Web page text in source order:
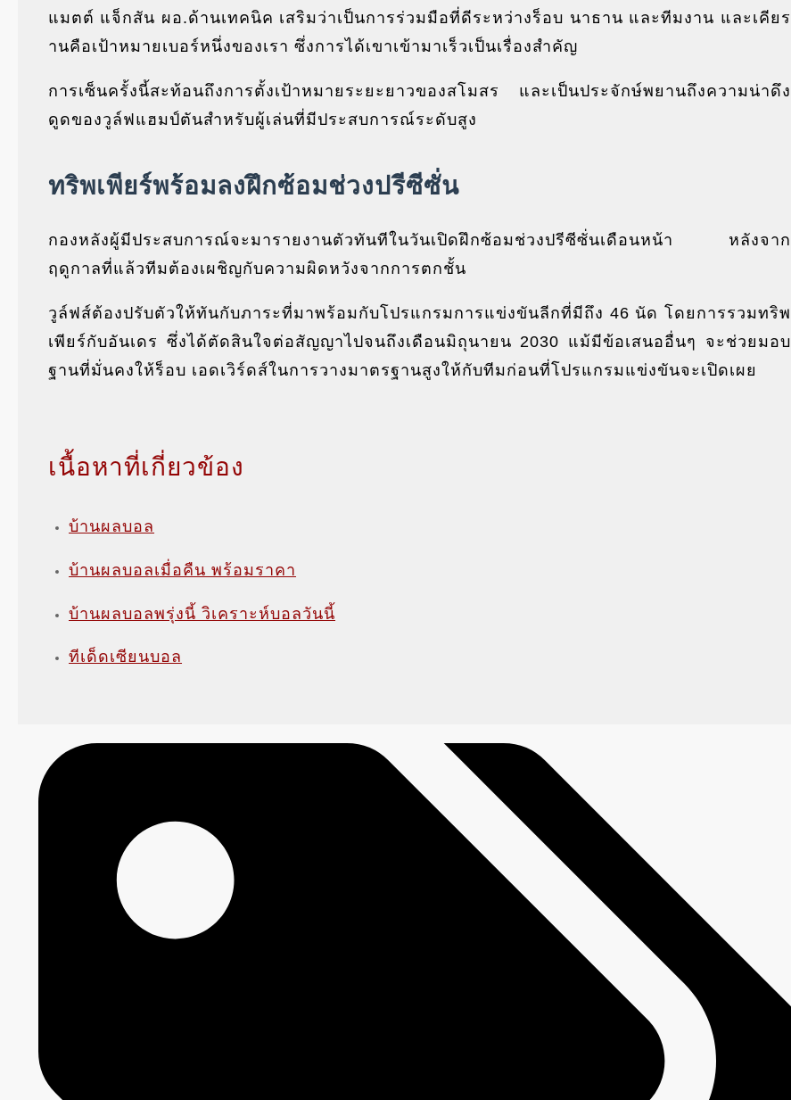
แมตต์ แจ็กสัน ผอ.ด้านเทคนิค เสริมว่าเป็นการร่วมมือที่ดีระหว่างร็อบ นาธาน และทีมงาน และเคียร
านคือเป้าหมายเบอร์หนึ่งของเรา ซึ่งการได้เขาเข้ามาเร็วเป็นเรื่องสำคัญ
การเซ็นครั้งนี้สะท้อนถึงการตั้งเป้าหมายระยะยาวของสโมสร และเป็นประจักษ์พยานถึงความน่าดึง
ดูดของวูล์ฟแฮมป์ตันสำหรับผู้เล่นที่มีประสบการณ์ระดับสูง
ทริพเพียร์พร้อมลงฝึกซ้อมช่วงปรีซีซั่น
กองหลังผู้มีประสบการณ์จะมารายงานตัวทันทีในวันเปิดฝึกซ้อมช่วงปรีซีซั่นเดือนหน้า หลังจาก
ฤดูกาลที่แล้วทีมต้องเผชิญกับความผิดหวังจากการตกชั้น
วูล์ฟส์ต้องปรับตัวให้ทันกับภาระที่มาพร้อมกับโปรแกรมการแข่งขันลีกที่มีถึง 46 นัด โดยการรวมทริพ
เพียร์กับอันเดร ซึ่งได้ตัดสินใจต่อสัญญาไปจนถึงเดือนมิถุนายน 2030 แม้มีข้อเสนออื่นๆ จะช่วยมอบ
ฐานที่มั่นคงให้ร็อบ เอดเวิร์ดส์ในการวางมาตรฐานสูงให้กับทีมก่อนที่โปรแกรมแข่งขันจะเปิดเผย
เนื้อหาที่เกี่ยวข้อง
บ้านผลบอล
บ้านผลบอลเมื่อคืน พร้อมราคา
บ้านผลบอลพรุ่งนี้ วิเคราะห์บอลวันนี้
ทีเด็ดเซียนบอล